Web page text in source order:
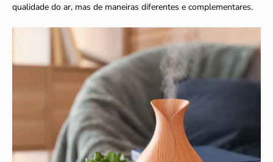
qualidade do ar, mas de maneiras diferentes e complementares.